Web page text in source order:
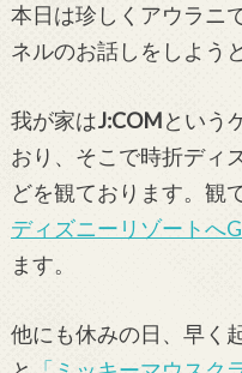
本日は珍しくアウラニ
ネルのお話しをしよう
我が家はJ:COMという
おり、そこで時折ディ
どを観ております。観
ディズニーリゾートへ
ます。
他にも休みの日、早く